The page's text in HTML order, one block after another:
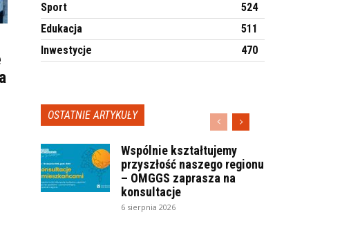
Sport
524
Edukacja
511
Inwestycje
470
OSTATNIE ARTYKUŁY
Wspólnie kształtujemy
przyszłość naszego regionu
– OMGGS zaprasza na
konsultacje
6 sierpnia 2026